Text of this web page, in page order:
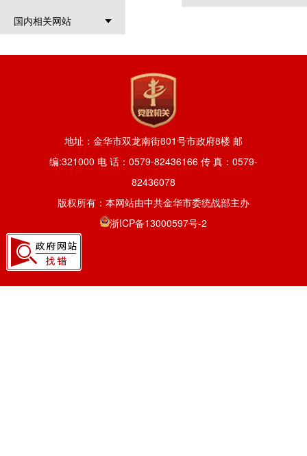
国内相关网站
地址：金华市双龙南街801号市政府8楼 邮
编:321000 电 话：0579-82436166 传 真：0579-
82436078
版权所有：本网站由中共金华市委统战部主办
浙ICP备13000597号-2